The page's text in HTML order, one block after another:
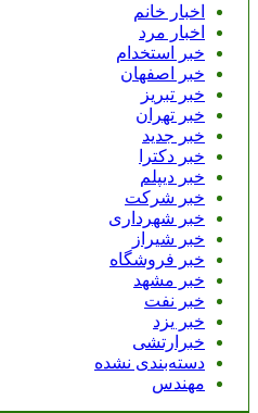
اخبار خانم
اخبار مرد
خبر استخدام
خبر اصفهان
خبر تبریز
خبر تهران
خبر جدید
خبر دکترا
خبر دیپلم
خبر شرکت
خبر شهرداری
خبر شیراز
خبر فروشگاه
خبر مشهد
خبر نفت
خبر یزد
خبرارتشی
دسته‌بندی نشده
مهندس